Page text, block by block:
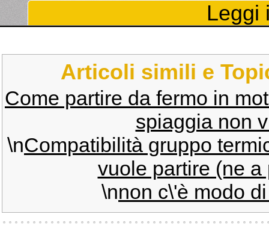
Leggi
Articoli simili e
Come partire da fermo in
spiaggia non
\nCompatibilità gruppo
vuole partire (ne
\nnon c\'è modo